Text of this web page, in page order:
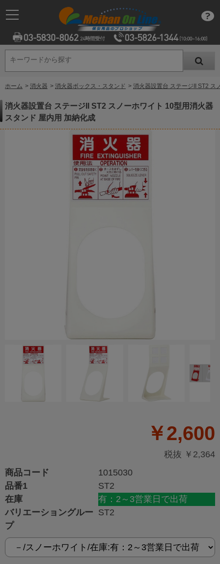
キーワードから探す
キーワードから探す
ホーム > 消火器 > 消火器ボックス・スタンド > 消火器設置台 ステージII ST2 ス
消火器設置台 ステージII ST2 スノーホワイト 10型用消火器
スタンド 屋内用 加納化成
￥2,600
税抜 ￥2,364
商品コード
1015030
品番1
ST2
在庫
有：2～3営業日で出荷
バリエーショングルー
プ
ST2